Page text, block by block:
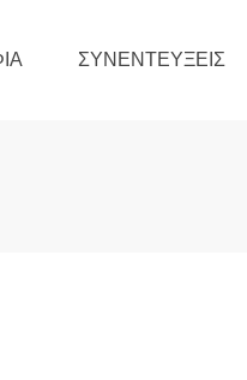
ΣΥΝΕΝΤΕΎΞΕΙΣ